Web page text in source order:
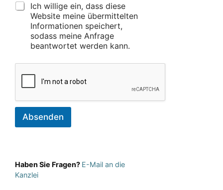
Ich willige ein, dass diese
Website meine übermittelten
Informationen speichert,
sodass meine Anfrage
beantwortet werden kann.
Absenden
Haben Sie Fragen? E-Mail an die
Kanzlei